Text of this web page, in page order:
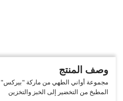
وصف المنتج
مجموعة أواني الطهي من ماركة "بيركس"
المطبخ من التخضير إلى الخبز والتخزين